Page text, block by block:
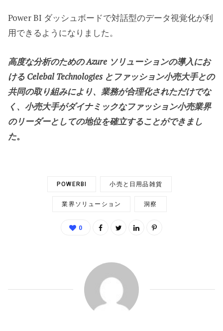
Power BI ダッシュボードで対話型のデータ視覚化が利
用できるようになりました。
高度な分析のための Azure ソリューションの導入にお
ける Celebal Technologies とファッション小売大手との
共同の取り組みにより、業務が合理化されただけでな
く、小売大手がダイナミックなファッション小売業界
のリーダーとしての地位を確立することができまし
た。
POWERBI 小売と日用品雑貨
業界ソリューション 洞察
0